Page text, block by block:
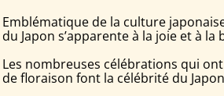
Emblématique de la culture
du Japon s’apparente à la joie et à
Les nombreuses célébrations qui
de floraison font la célébrité du